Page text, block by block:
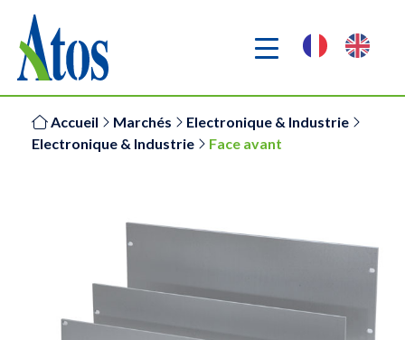
Accueil Marchés
Electronique & Industrie
Electronique & Industrie
Face avant